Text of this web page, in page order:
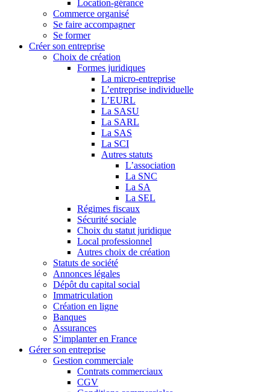
Location-gérance
Commerce organisé
Se faire accompagner
Se former
Créer son entreprise
Choix de création
Formes juridiques
La micro-entreprise
L’entreprise individuelle
L’EURL
La SASU
La SARL
La SAS
La SCI
Autres statuts
L’association
La SNC
La SA
La SEL
Régimes fiscaux
Sécurité sociale
Choix du statut juridique
Local professionnel
Autres choix de création
Statuts de société
Annonces légales
Dépôt du capital social
Immatriculation
Création en ligne
Banques
Assurances
S’implanter en France
Gérer son entreprise
Gestion commerciale
Contrats commerciaux
CGV